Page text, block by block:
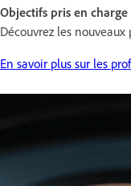
Objectifs pris en charge
Découvrez les nouveaux
En savoir plus sur les